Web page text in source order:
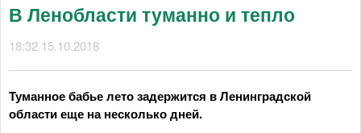
В Ленобласти туманно и тепло
18:32 15.10.2018
Туманное бабье лето задержится в Ленинградской
области еще на несколько дней.